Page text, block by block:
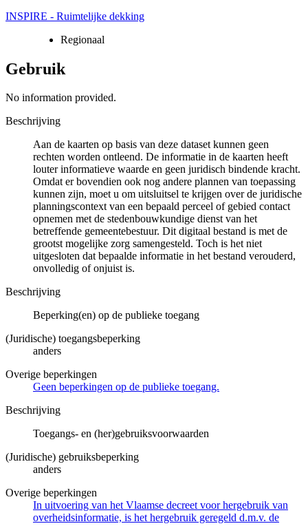
INSPIRE - Ruimtelijke dekking
Regionaal
Gebruik
No information provided.
Beschrijving
Aan de kaarten op basis van deze dataset kunnen geen
rechten worden ontleend. De informatie in de kaarten heeft
louter informatieve waarde en geen juridisch bindende kracht.
Omdat er bovendien ook nog andere plannen van toepassing
kunnen zijn, moet u om uitsluitsel te krijgen over de juridische
planningscontext van een bepaald perceel of gebied contact
opnemen met de stedenbouwkundige dienst van het
betreffende gemeentebestuur. Dit digitaal bestand is met de
grootst mogelijke zorg samengesteld. Toch is het niet
uitgesloten dat bepaalde informatie in het bestand verouderd,
onvolledig of onjuist is.
Beschrijving
Beperking(en) op de publieke toegang
(Juridische) toegangsbeperking
anders
Overige beperkingen
Geen beperkingen op de publieke toegang.
Beschrijving
Toegangs- en (her)gebruiksvoorwaarden
(Juridische) gebruiksbeperking
anders
Overige beperkingen
In uitvoering van het Vlaamse decreet voor hergebruik van
overheidsinformatie, is het hergebruik geregeld d.m.v. de